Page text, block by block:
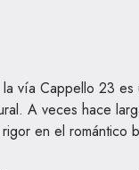
vía Cappello 23
A veces hace
en el romántico